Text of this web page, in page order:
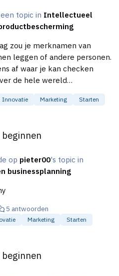
topic in Intellectueel
andere personen.
af waar je kan checken
de hele wereld
Innovatie Marketing Starten
op pieter00's topic in
businessplanning
5 antwoorden
Marketing Starten